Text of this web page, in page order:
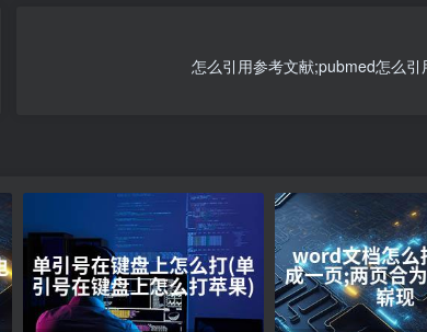
怎么引用参考文献;pubmed怎么引